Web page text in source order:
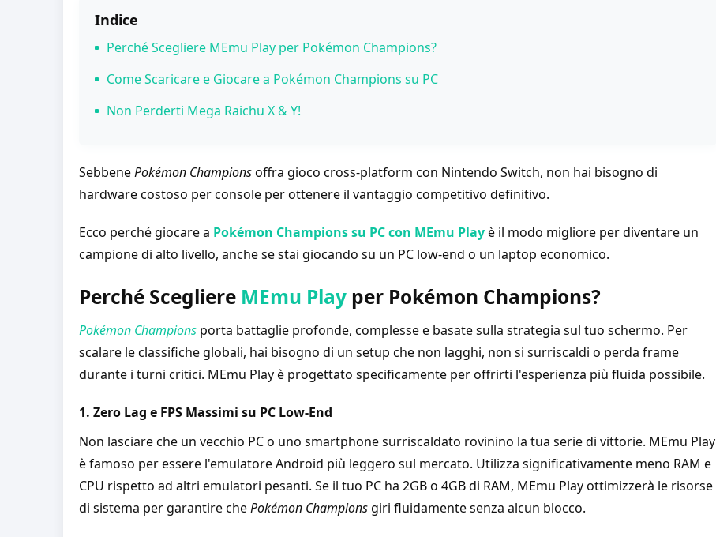
Indice
Perché Scegliere MEmu Play per Pokémon Champions?
1. Zero Lag e FPS Massimi su PC Low-End
3. Keymapping Intelligente & Controlli Mouse
Come Scaricare e Giocare a Pokémon Champions su PC
Non Perderti Mega Raichu X & Y!
SebbenePokémon Championsoffra gioco cross-platform con Nintendo Switch, non hai bisogno di
hardware costoso per console per ottenere il vantaggio competitivo definitivo.
Ecco perché giocare a Pokémon Champions su PC con MEmu Playè il modo migliore per diventare un
campione di alto livello, anche se stai giocando su un PC low-end o un laptop economico.
Perché Scegliere MEmu Playper Pokémon Champions?
Pokémon Championsporta battaglie profonde, complesse e basate sulla strategia sul tuo schermo. Per
scalare le classifiche globali, hai bisogno di un setup che non lagghi, non si surriscaldi o perda frame
durante i turni critici. MEmu Play è progettato specificamente per offrirti l'esperienza più fluida possibile.
1. Zero Lag e FPS Massimi su PC Low-End
Non lasciare che un vecchio PC o uno smartphone surriscaldato rovinino la tua serie di vittorie. MEmu Play
è famoso per essere l'emulatore Android più leggero sul mercato. Utilizza significativamente meno RAM e
CPU rispetto ad altri emulatori pesanti. Se il tuo PC ha 2GB o 4GB di RAM, MEmu Play ottimizzerà le risorse
di sistema per garantire chePokémon Championsgiri fluidamente senza alcun blocco.